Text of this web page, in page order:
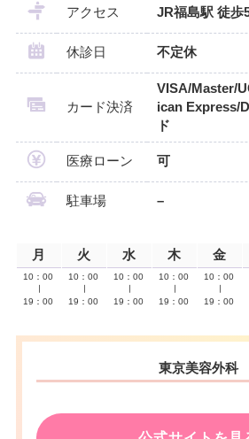
アクセス JR福島駅 徒歩
休診日 不定休
カード決済
VISA/Master/
ican Express/
ド
医療ローン 可
駐車場 –
月 火 水 木 金
10：00
19：00
10：00
19：00
10：00
19：00
10：00
19：00
10：00
19：00
東京美容外科